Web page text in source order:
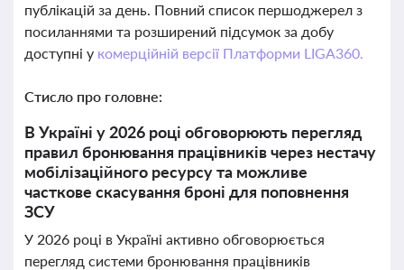
публікацій за день. Повний список першоджерел з
посиланнями та розширений підсумок за добу
доступні у комерційній версії Платформи LIGA360.
Стисло про головне:
В Україні у 2026 році обговорюють перегляд
правил бронювання працівників через нестачу
мобілізаційного ресурсу та можливе
часткове скасування броні для поповнення
ЗСУ
У 2026 році в Україні активно обговорюється
перегляд системи бронювання працівників